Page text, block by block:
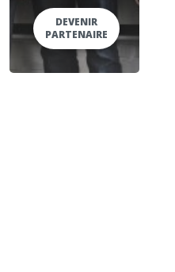
DEVENIR
PARTENAIRE